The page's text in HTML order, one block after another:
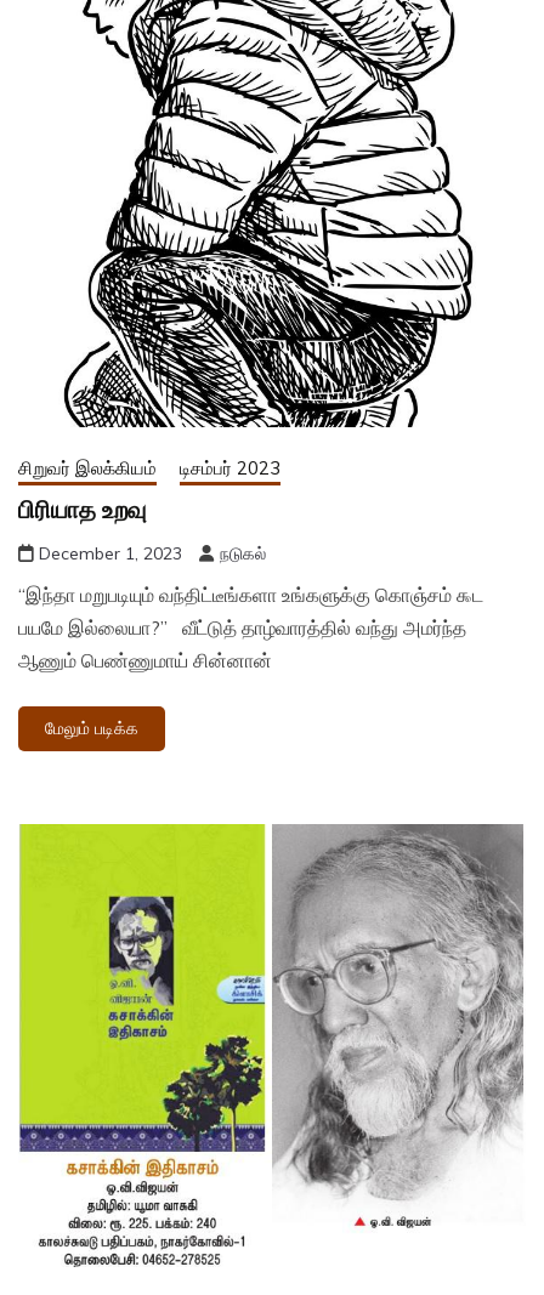
சிறுவர் இலக்கியம் டிசம்பர் 2023
பிரியாத உறவு
December 1, 2023 நடுகல்
“இந்தா மறுபடியும் வந்திட்டீங்களா உங்களுக்கு கொஞ்சம் ௯ட
பயமே இல்லையா?” வீட்டுத் தாழ்வாரத்தில் வந்து அமர்ந்த
ஆணும் பெண்ணுமாய் சின்னான்
மேலும் படிக்க